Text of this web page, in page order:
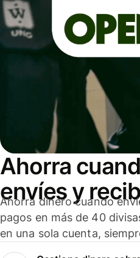
Ahorra
envíes y
Ahorra dinero cuando
pagos en más de 40
en una sola cuenta,